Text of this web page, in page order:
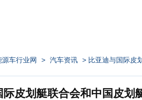
源车行业网 > 汽车资讯 > 比亚迪与国际皮
际皮划艇联合会和中国皮划